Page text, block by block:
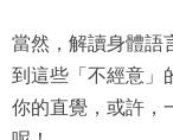
當然，解讀身體語
到這些「不經意」
你的直覺，或許，